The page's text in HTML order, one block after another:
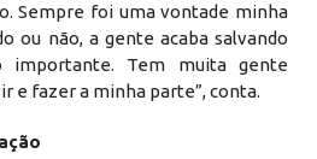
Sempre foi uma vontade minha
ou não, a gente acaba salvando
Tem muita gente
e fazer a minha parte”, conta.